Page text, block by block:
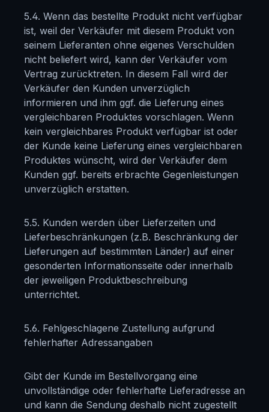
5.4. Wenn das bestellte Produkt nicht verfügbar
ist, weil der Verkäufer mit diesem Produkt von
seinem Lieferanten ohne eigenes Verschulden
nicht beliefert wird, kann der Verkäufer vom
Vertrag zurücktreten. In diesem Fall wird der
Verkäufer den Kunden unverzüglich
informieren und ihm ggf. die Lieferung eines
vergleichbaren Produktes vorschlagen. Wenn
kein vergleichbares Produkt verfügbar ist oder
der Kunde keine Lieferung eines vergleichbaren
Produktes wünscht, wird der Verkäufer dem
Kunden ggf. bereits erbrachte Gegenleistungen
unverzüglich erstatten.
5.5. Kunden werden über Lieferzeiten und
Lieferbeschränkungen (z.B. Beschränkung der
Lieferungen auf bestimmten Länder) auf einer
gesonderten Informationsseite oder innerhalb
der jeweiligen Produktbeschreibung
unterrichtet.
5.6. Fehlgeschlagene Zustellung aufgrund
fehlerhafter Adressangaben
Gibt der Kunde im Bestellvorgang eine
unvollständige oder fehlerhafte Lieferadresse an
und kann die Sendung deshalb nicht zugestellt